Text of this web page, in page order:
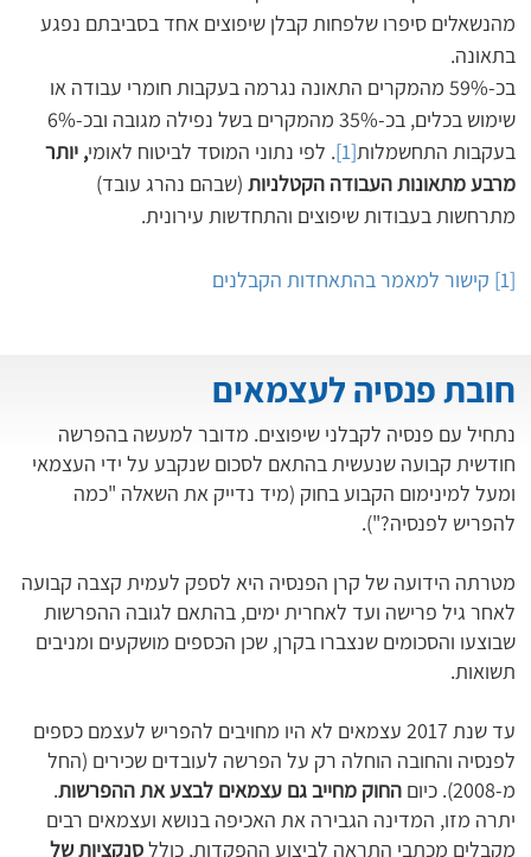
מהנשאלים סיפרו שלפחות קבלן שיפוצים אחד בסביבתם נפגע
בתאונה.
בכ-59% מהמקרים התאונה נגרמה בעקבות חומרי עבודה או
בעקבות התחשמלות[1] . לפי נתוני המוסד לביטוח לאומי, יותר
מרבע מתאונות העבודה הקטלניות (שבהם נהרג עובד)
מתרחשות בעבודות שיפוצים והתחדשות עירונית.
[1] קישור למאמר בהתאחדות הקבלנים
נתחיל עם פנסיה לקבלני שיפוצים. מדובר למעשה בהפרשה
חודשית קבועה שנעשית בהתאם לסכום שנקבע על ידי העצמאי
ומעל למינימום הקבוע בחוק (מיד נדייק את השאלה "כמה
להפריש לפנסיה?").
מטרתה הידועה של קרן הפנסיה היא לספק לעמית קצבה קבועה
לאחר גיל פרישה ועד לאחרית ימים, בהתאם לגובה ההפרשות
שבוצעו והסכומים שנצברו בקרן, שכן הכספים מושקעים ומניבים
תשואות.
עד שנת 2017 עצמאים לא היו מחויבים להפריש לעצמם כספים
לפנסיה והחובה הוחלה רק על הפרשה לעובדים שכירים (החל
מ-2008). כיום
החוק מחייב גם עצמאים לבצע את ההפרשות.
יתרה מזו, המדינה הגבירה את האכיפה בנושא ועצמאים רבים
מקבלים מכתבי התראה לביצוע ההפקדות, כוללסנקציות של
חובת פנסיה לעצמאים